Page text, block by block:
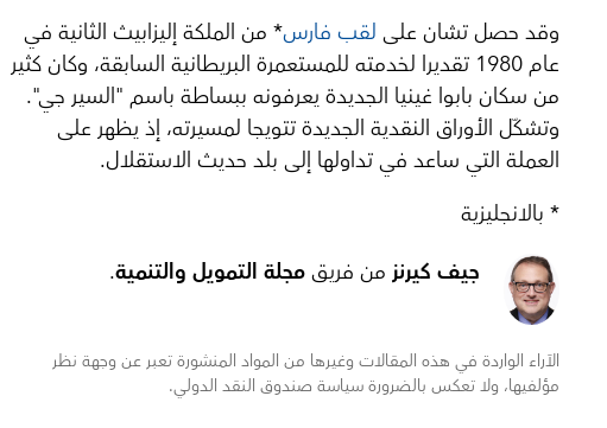
وقد حصل تشان علىلقب فارس* من الملكة إليزابيث الثانية في
عام 1980 تقديرا لخدمته للمستعمرة البريطانية السابقة، وكان كثير
من سكان بابوا غينيا الجديدة يعرفونه ببساطة باسم "السير جي".
وتشكّل الأوراق النقدية الجديدة تتويجا لمسيرته، إذ يظهر على
العملة التي ساعد في تداولها إلى بلد حديث الاستقلال.
* بالانجليزية
جيف كيرنزمن فريقمجلة التمويل والتنمية.
الآراء الواردة في هذه المقالات وغيرها من المواد المنشورة تعبر عن وجهة نظر
مؤلفيها، ولا تعكس بالضرورة سياسة صندوق النقد الدولي.